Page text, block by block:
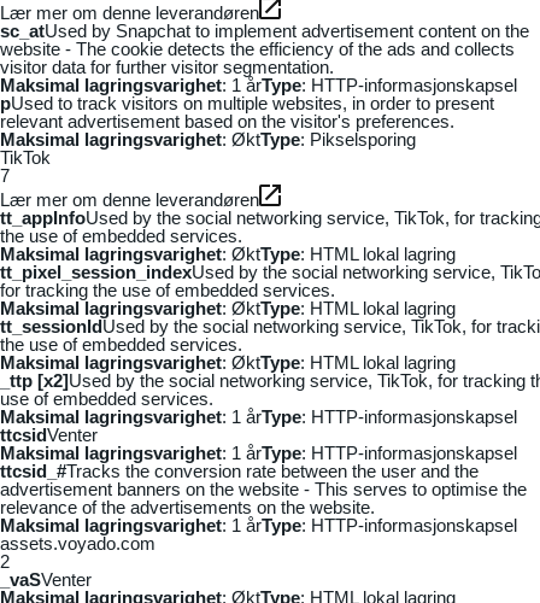
Lær mer om denne leverandøren
sc_atUsed by Snapchat to implement advertisement content on the
website - The cookie detects the efficiency of the ads and collects
visitor data for further visitor segmentation.
Maksimal lagringsvarighet: 1 årType: HTTP-informasjonskapsel
pUsed to track visitors on multiple websites, in order to present
relevant advertisement based on the visitor's preferences.
Maksimal lagringsvarighet: ØktType: Pikselsporing
TikTok
7
Lær mer om denne leverandøren
tt_appInfoUsed by the social networking service, TikTok, for
the use of embedded services.
Maksimal lagringsvarighet: ØktType: HTML lokal lagring
tt_pixel_session_indexUsed by the social networking service,
for tracking the use of embedded services.
Maksimal lagringsvarighet: ØktType: HTML lokal lagring
tt_sessionIdUsed by the social networking service, TikTok, for
the use of embedded services.
Maksimal lagringsvarighet: ØktType: HTML lokal lagring
_ttp [x2]Used by the social networking service, TikTok, for tracking
use of embedded services.
Maksimal lagringsvarighet: 1 årType: HTTP-informasjonskapsel
ttcsidVenter
Maksimal lagringsvarighet: 1 årType: HTTP-informasjonskapsel
ttcsid_#Tracks the conversion rate between the user and the
advertisement banners on the website - This serves to optimise the
relevance of the advertisements on the website.
Maksimal lagringsvarighet: 1 årType: HTTP-informasjonskapsel
assets.voyado.com
2
_vaSVenter
Maksimal lagringsvarighet: ØktType: HTML lokal lagring